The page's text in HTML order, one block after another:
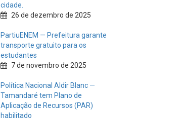
cidade.
26 de dezembro de 2025
PartiuENEM — Prefeitura garante
transporte gratuito para os
estudantes
7 de novembro de 2025
Política Nacional Aldir Blanc —
Tamandaré tem Plano de
Aplicação de Recursos (PAR)
habilitado